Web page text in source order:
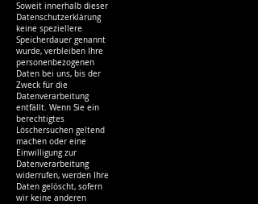
Soweit innerhalb dieser
Datenschutzerklärung
keine speziellere
Speicherdauer genannt
wurde, verbleiben Ihre
personenbezogenen
Daten bei uns, bis der
Zweck für die
Datenverarbeitung
entfällt. Wenn Sie ein
berechtigtes
Löschersuchen geltend
machen oder eine
Einwilligung zur
Datenverarbeitung
widerrufen, werden Ihre
Daten gelöscht, sofern
wir keine anderen